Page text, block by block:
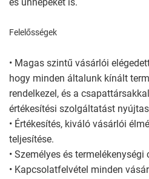
Felelősségek
• Magas szintű vásárlói
hogy minden általunk kínált
rendelkezel, és a
értékesítési szolgáltatást
• Értékesítés, kiváló vásárlói
teljesítése.
• Személyes és
• Kapcsolatfelvétel minden